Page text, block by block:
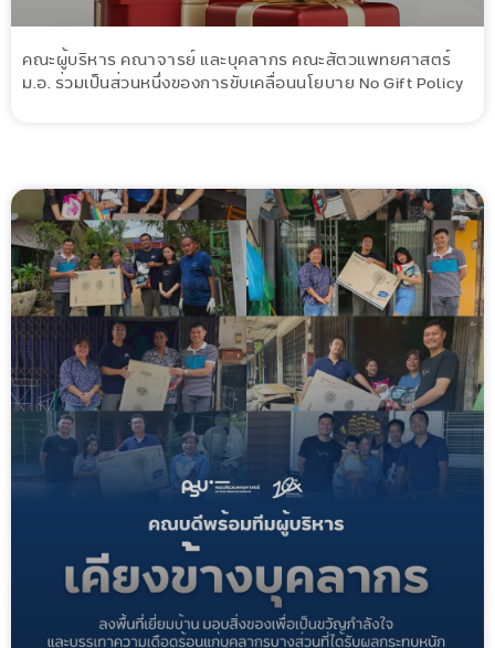
คณะผู้บริหาร คณาจารย์ และบุคลากร คณะสัตวแพทยศาสตร์
ม.อ. ร่วมเป็นส่วนหนึ่งของการขับเคลื่อนนโยบาย No Gift Policy